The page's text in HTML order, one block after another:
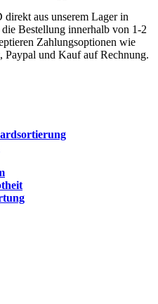
aus unserem Lager in
Bestellung innerhalb von 1-2
Zahlungsoptionen wie
Paypal und Kauf auf Rechnung.